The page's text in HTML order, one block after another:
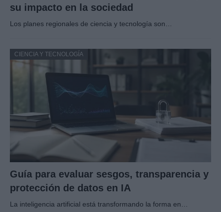
su impacto en la sociedad
Los planes regionales de ciencia y tecnología son…
CIENCIA Y TECNOLOGÍA
Guía para evaluar sesgos, transparencia y
protección de datos en IA
La inteligencia artificial está transformando la forma en…